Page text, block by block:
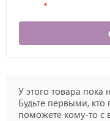
У этого товара пока
Будьте первыми, кто
поможете кому-то с